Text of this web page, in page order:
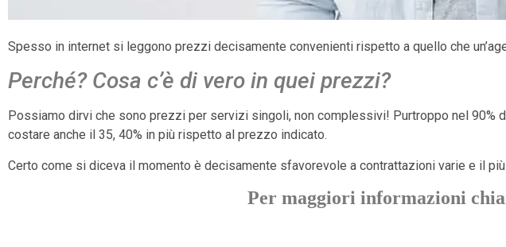
Spesso in internet si leggono prezzi decisamente convenienti rispetto a quello che
Perché? Cosa c’è di vero in quei prezzi?
Possiamo dirvi che sono prezzi per servizi singoli, non complessivi! Purtroppo nel 90%
costare anche il 35, 40% in più rispetto al prezzo indicato.
Certo come si diceva il momento è decisamente sfavorevole a contrattazioni varie e il
Per maggiori informazioni